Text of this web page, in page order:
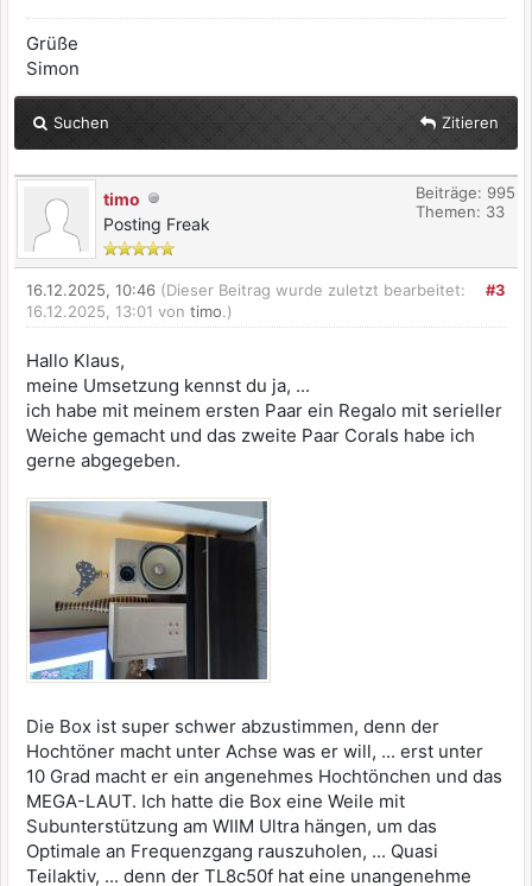
Grüße
Simon
Suchen Zitieren
timo
Posting Freak
Beiträge: 995
Themen: 33
#3
16.12.2025, 10:46 (Dieser Beitrag wurde zuletzt bearbeitet:
16.12.2025, 13:01 von timo.)
Hallo Klaus,
meine Umsetzung kennst du ja, ...
ich habe mit meinem ersten Paar ein Regalo mit serieller
Weiche gemacht und das zweite Paar Corals habe ich
gerne abgegeben.
Die Box ist super schwer abzustimmen, denn der
Hochtöner macht unter Achse was er will, ... erst unter
10 Grad macht er ein angenehmes Hochtönchen und das
MEGA-LAUT. Ich hatte die Box eine Weile mit
Subunterstützung am WIIM Ultra hängen, um das
Optimale an Frequenzgang rauszuholen, ... Quasi
Teilaktiv, ... denn der TL8c50f hat eine unangenehme